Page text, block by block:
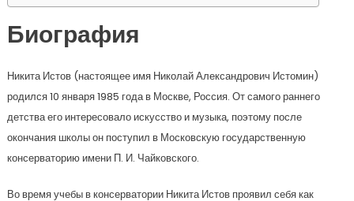
Биография
Никита Истов (настоящее имя Николай Александрович Истомин)
родился 10 января 1985 года в Москве, Россия. От самого раннего
детства его интересовало искусство и музыка, поэтому после
окончания школы он поступил в Московскую государственную
консерваторию имени П. И. Чайковского.
Во время учебы в консерватории Никита Истов проявил себя как